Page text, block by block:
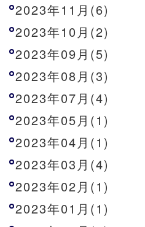
2023年11月(6)
2023年10月(2)
2023年09月(5)
2023年08月(3)
2023年07月(4)
2023年05月(1)
2023年04月(1)
2023年03月(4)
2023年02月(1)
2023年01月(1)